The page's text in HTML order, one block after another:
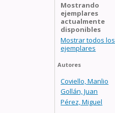
Mostrando
ejemplares
actualmente
disponibles
Mostrar todos los
ejemplares
Autores
Coviello, Manlio
Gollán, Juan
Pérez, Miguel